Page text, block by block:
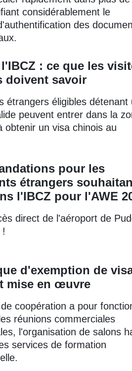
considérablement le
des
: ce que les
doivent savoir
étrangers éligibles détenant
peuvent entrer dans la
obtenir un visa chinois au
pour les
étrangers
l'IBCZ pour l'AWE
direct de l'aéroport de
!
d'exemption de
mise en œuvre
coopération a pour
réunions commerciales
l'organisation de salons
services de formation